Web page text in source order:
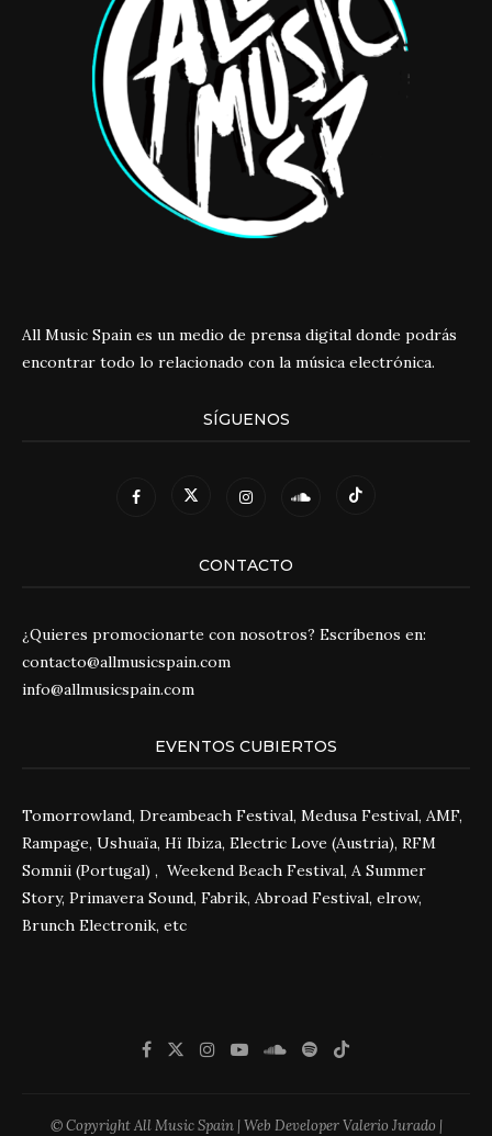
All Music Spain es un medio de prensa digital donde podrás
encontrar todo lo relacionado con la música electrónica.
SÍGUENOS
CONTACTO
¿Quieres promocionarte con nosotros? Escríbenos en:
contacto@allmusicspain.com
info@allmusicspain.com
EVENTOS CUBIERTOS
Tomorrowland, Dreambeach Festival, Medusa Festival, AMF,
Rampage, Ushuaïa, Hï Ibiza, Electric Love (Austria), RFM
Somnii (Portugal) , Weekend Beach Festival, A Summer
Story, Primavera Sound, Fabrik, Abroad Festival, elrow,
Brunch Electronik, etc
© Copyright All Music Spain | Web Developer Valerio Jurado |